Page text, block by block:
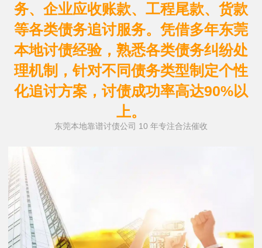
务、企业应收账款、工程尾款、货款
等各类债务追讨服务。凭借多年东莞
本地讨债经验，熟悉各类债务纠纷处
理机制，针对不同债务类型制定个性
化追讨方案，讨债成功率高达90%以
上。
东莞本地靠谱讨债公司 10 年专注合法催收